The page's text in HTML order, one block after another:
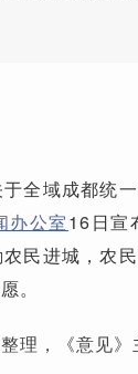
全域成都统
办公室16日宣
民进城，农
。
理，《意见》